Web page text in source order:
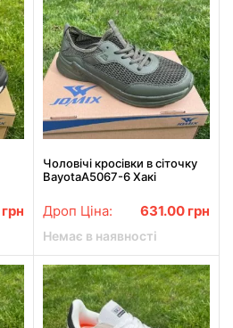
грн
Чоловічі кросівки в сіточку
BayotaA5067-6 Хакі
Дроп Ціна: 631.00 грн
Немає в наявності